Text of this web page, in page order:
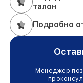
талон
Подробно
Менеджер